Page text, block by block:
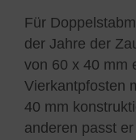
Für
der Jahre der
von 60 x 40 mm
Vierkantpfosten
40 mm
anderen passt